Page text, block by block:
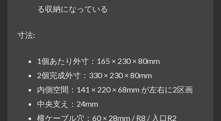
る収納になっている
寸法:
1個あたり外寸：165 × 230 × 80mm
2個完成外寸：330 × 230 × 80mm
内側空間：141 × 220 × 68mm が左右に2区画
中央支え：24mm
横ケーブル穴：60 × 28mm / R8 / 入口R2